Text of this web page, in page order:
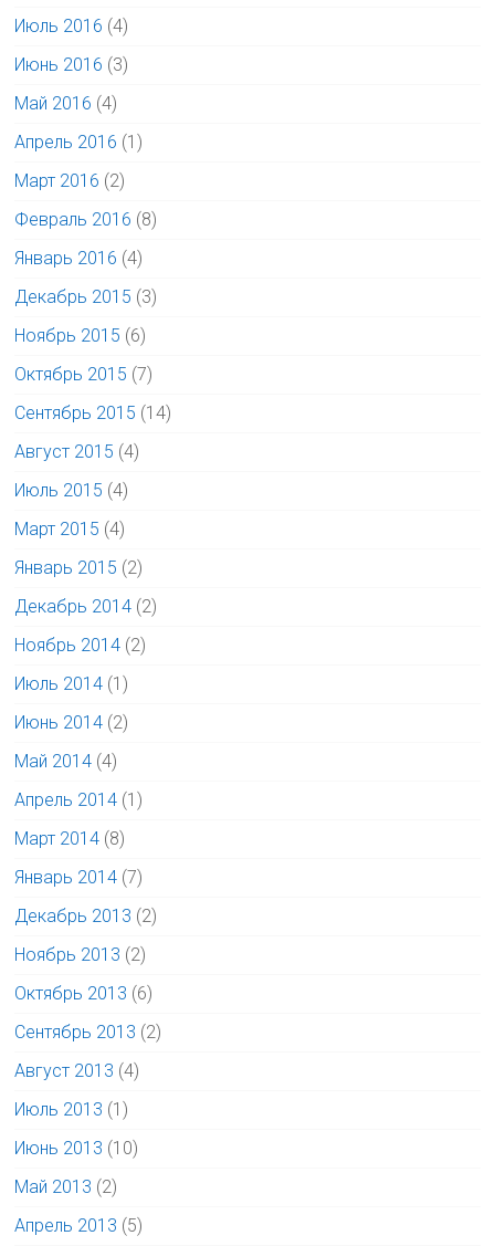
Июль 2016 (4)
Июнь 2016 (3)
Май 2016 (4)
Апрель 2016 (1)
Март 2016 (2)
Февраль 2016 (8)
Январь 2016 (4)
Декабрь 2015 (3)
Ноябрь 2015 (6)
Октябрь 2015 (7)
Сентябрь 2015 (14)
Август 2015 (4)
Июль 2015 (4)
Март 2015 (4)
Январь 2015 (2)
Декабрь 2014 (2)
Ноябрь 2014 (2)
Июль 2014 (1)
Июнь 2014 (2)
Май 2014 (4)
Апрель 2014 (1)
Март 2014 (8)
Январь 2014 (7)
Декабрь 2013 (2)
Ноябрь 2013 (2)
Октябрь 2013 (6)
Сентябрь 2013 (2)
Август 2013 (4)
Июль 2013 (1)
Июнь 2013 (10)
Май 2013 (2)
Апрель 2013 (5)